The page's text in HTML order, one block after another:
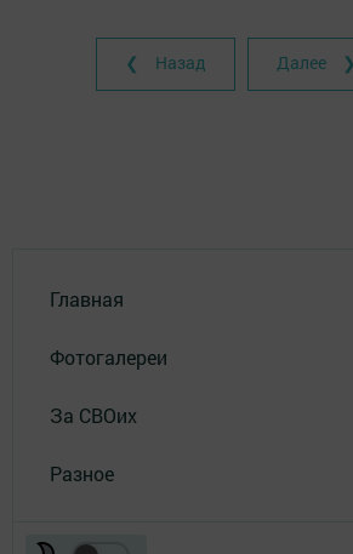
❮ Назад Далее ❯
Главная
Фотогалереи
За СВОих
Разное